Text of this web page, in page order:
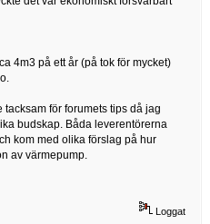
4m3 på ett år (på tok för mycket)
tacksam för forumets tips då jag
budskap. Båda leverentörerna
kom med olika förslag på hur
av värmepump.
Loggat